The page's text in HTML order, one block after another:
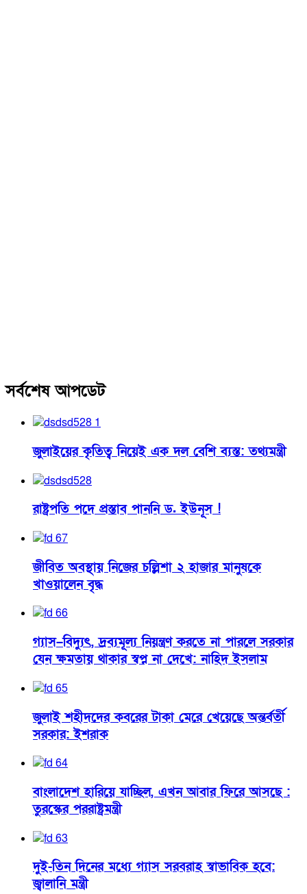
সর্বশেষ আপডেট
জুলাইয়ের কৃতিত্ব নিয়েই এক দল বেশি ব্যস্ত: তথ্যমন্ত্রী
রাষ্ট্রপতি পদে প্রস্তাব পাননি ড. ইউনূস !
জীবিত অবস্থায় নিজের চল্লিশা ২ হাজার মানুষকে
খাওয়ালেন বৃদ্ধ
গ্যাস–বিদ্যুৎ, দ্রব্যমূল্য নিয়ন্ত্রণ করতে না পারলে সরকার
যেন ক্ষমতায় থাকার স্বপ্ন না দেখে: নাহিদ ইসলাম
জুলাই শহীদদের কবরের টাকা মেরে খেয়েছে অন্তর্বর্তী
সরকার: ইশরাক
বাংলাদেশ হারিয়ে যাচ্ছিল, এখন আবার ফিরে আসছে :
তুরস্কের পররাষ্ট্রমন্ত্রী
দুই-তিন দিনের মধ্যে গ্যাস সরবরাহ স্বাভাবিক হবে:
জ্বালানি মন্ত্রী